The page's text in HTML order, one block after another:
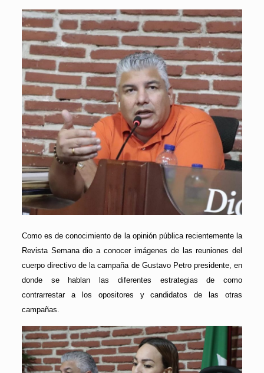
Como es de conocimiento de la opinión pública recientemente la
Revista Semana dio a conocer imágenes de las reuniones del
cuerpo directivo de la campaña de Gustavo Petro presidente, en
donde se hablan las diferentes estrategias de como
contrarrestar a los opositores y candidatos de las otras
campañas.